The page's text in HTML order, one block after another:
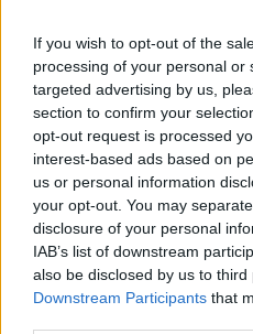
If you wish to opt-out of the
processing of your personal or
targeted advertising by us,
section to confirm your
opt-out request is processed
interest-based ads based on
us or personal information
your opt-out. You may
disclosure of your personal
IAB’s list of downstream
also be disclosed by us to third
Downstream Participants that
Il materiale lapideo dell’alto
elettrico
Nel frattempo il
in via temporanea
comunale con reperti
spostato sulla